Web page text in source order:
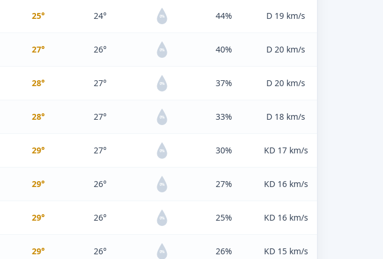
25° 24° 0% 44% D 19 km/s
27° 26° 0% 40% D 20 km/s
28° 27° 0% 37% D 20 km/s
28° 27° 0% 33% D 18 km/s
29° 27° 0% 30% KD 17 km/s
29° 26° 0% 27% KD 16 km/s
29° 26° 0% 25% KD 16 km/s
29° 26° 0% 26% KD 15 km/s